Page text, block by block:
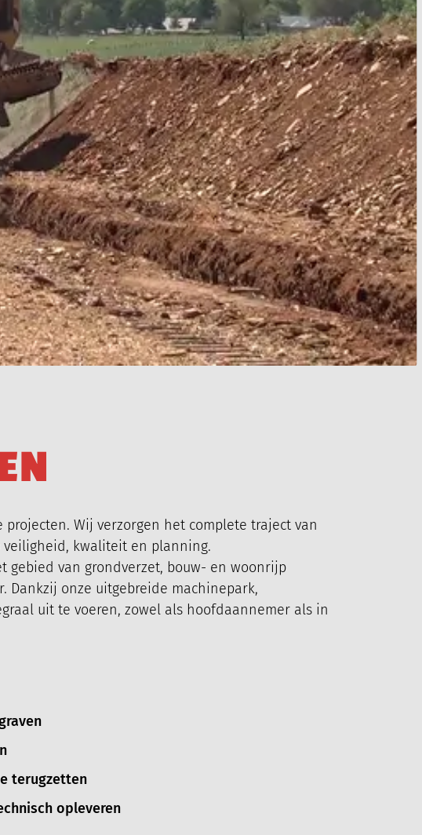
N
Wij verzorgen het complete traject van
veiligheid, kwaliteit en planning.
gebied van grondverzet, bouw- en woonrijp
Dankzij onze uitgebreide machinepark,
uit te voeren, zowel als hoofdaannemer als in
terugzetten
opleveren